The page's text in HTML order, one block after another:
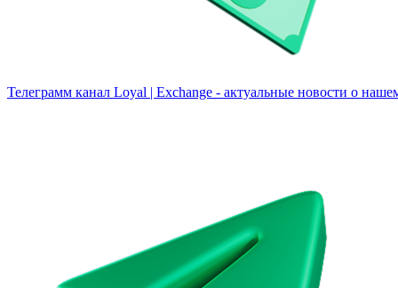
Телеграмм канал Loyal | Exchange - актуальные новости о